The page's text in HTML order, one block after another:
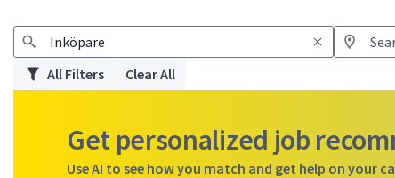
All Filters
Clear All
Get personalized job
Use AI to see how you match and get help on your